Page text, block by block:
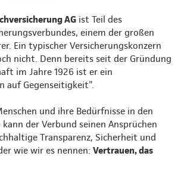
AG ist Teil des
einem der großen
Ein typischer Versicherungskonzern
nicht. Denn bereits seit der Gründung
im Jahre 1926 ist er ein
auf Gegenseitigkeit".
und ihre Bedürfnisse in den
der Verbund seinen Ansprüchen
Transparenz, Sicherheit und
wie wir es nennen: Vertrauen, das